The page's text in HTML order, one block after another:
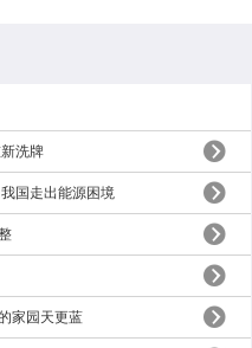
洗牌
国走出能源困境
家园天更蓝